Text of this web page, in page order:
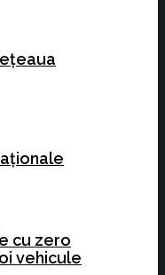
cu zero
vehicule